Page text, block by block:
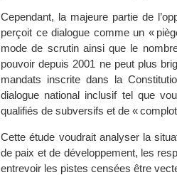
Cependant, la majeure partie de
perçoit ce dialogue comme un «
mode de scrutin ainsi que le
pouvoir depuis 2001 ne peut plus
mandats inscrite dans la
dialogue national inclusif tel que
qualifiés de subversifs et de «
Cette étude voudrait analyser la
de paix et de développement, les
entrevoir les pistes censées être